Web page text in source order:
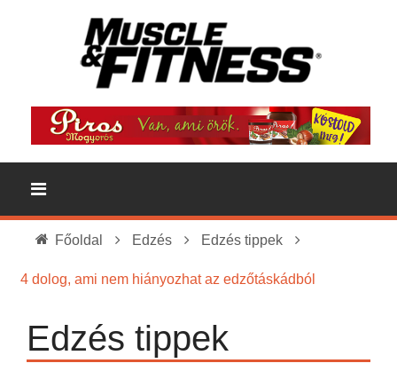
Főoldal Edzés Edzés tippek
4 dolog, ami nem hiányozhat az edzőtáskádból
Edzés tippek